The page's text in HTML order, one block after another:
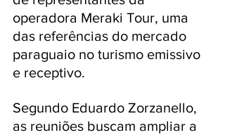
operadora Meraki Tour, uma
das referências do mercado
paraguaio no turismo emissivo
e receptivo.
Segundo Eduardo Zorzanello,
as reuniões buscam ampliar a